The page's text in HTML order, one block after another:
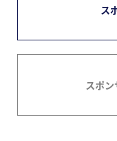
ス
スポ